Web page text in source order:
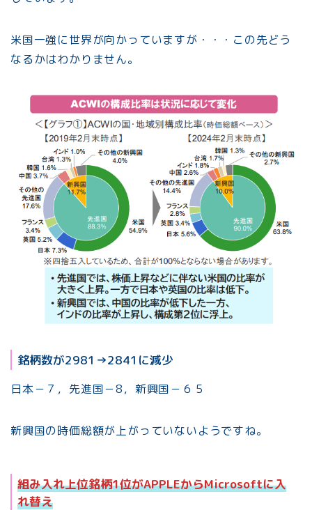
米国一強に世界が向かっていますが・・・この先どう
なるかはわかりません。
銘柄数が2981→2841に減少
日本－７，先進国－8，新興国－６５
新興国の時価総額が上がっていないようですね。
組み入れ上位銘柄1位がAPPLEからMicrosoftに入
れ替え